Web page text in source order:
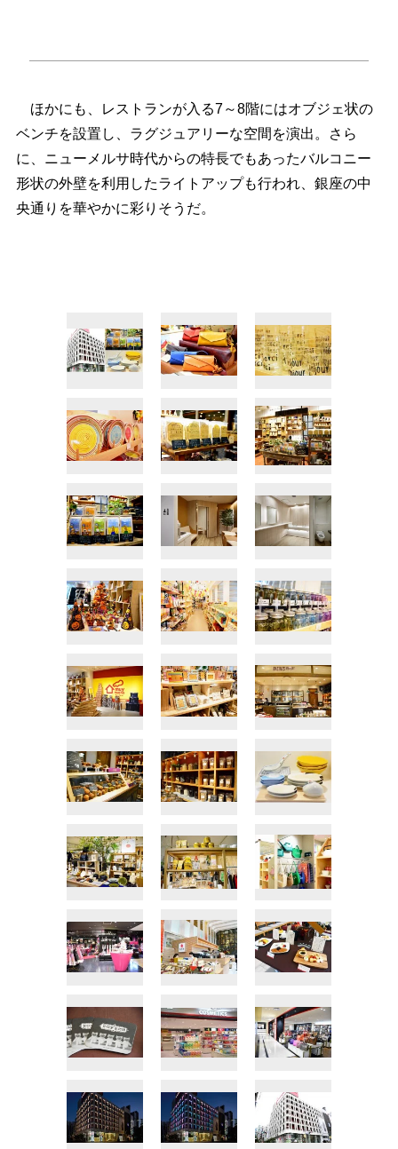
ほかにも、レストランが入る7～8階にはオブジェ状の
ベンチを設置し、ラグジュアリーな空間を演出。さら
に、ニューメルサ時代からの特長でもあったバルコニー
形状の外壁を利用したライトアップも行われ、銀座の中
央通りを華やかに彩りそうだ。